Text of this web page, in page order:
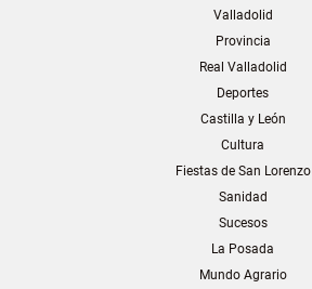
Valladolid
Provincia
Real Valladolid
Deportes
Castilla y León
Cultura
Fiestas de San Lorenzo
Sanidad
Sucesos
La Posada
Mundo Agrario